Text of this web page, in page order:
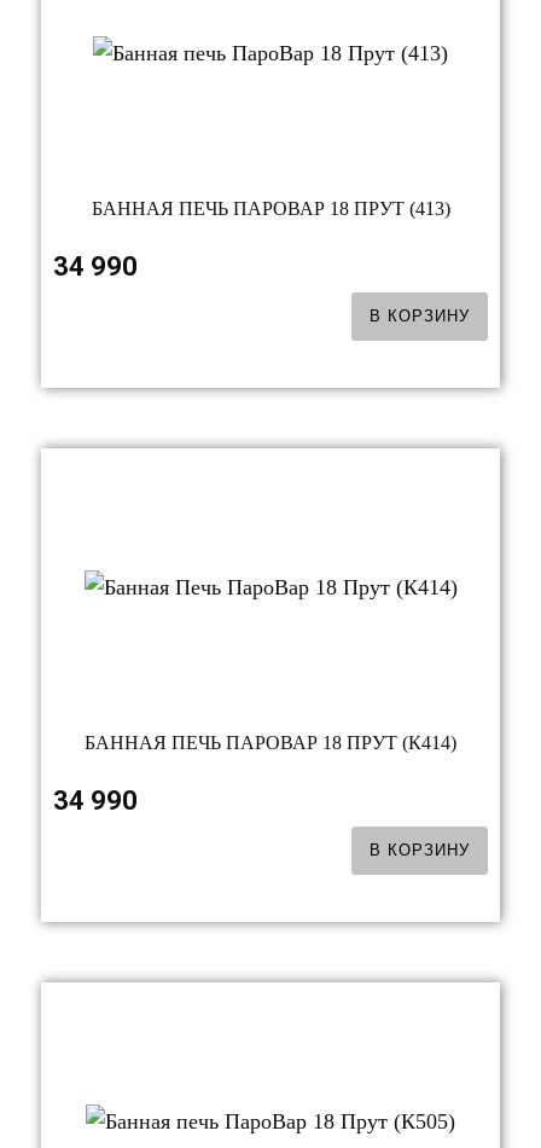
БАННАЯ ПЕЧЬ ПАРОВАР 18 ПРУТ (413)
34 990
В КОРЗИНУ
БАННАЯ ПЕЧЬ ПАРОВАР 18 ПРУТ (К414)
34 990
В КОРЗИНУ